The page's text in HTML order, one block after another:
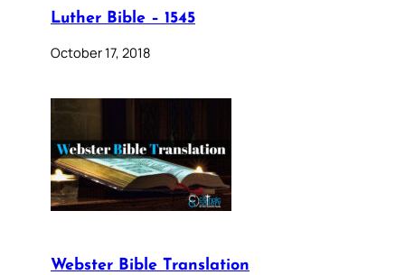
Luther Bible – 1545
October 17, 2018
Webster Bible Translation